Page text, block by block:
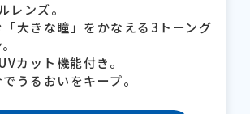
レンズ。
大きな瞳」をかなえる3トーング
カット機能付き。
うるおいをキープ。